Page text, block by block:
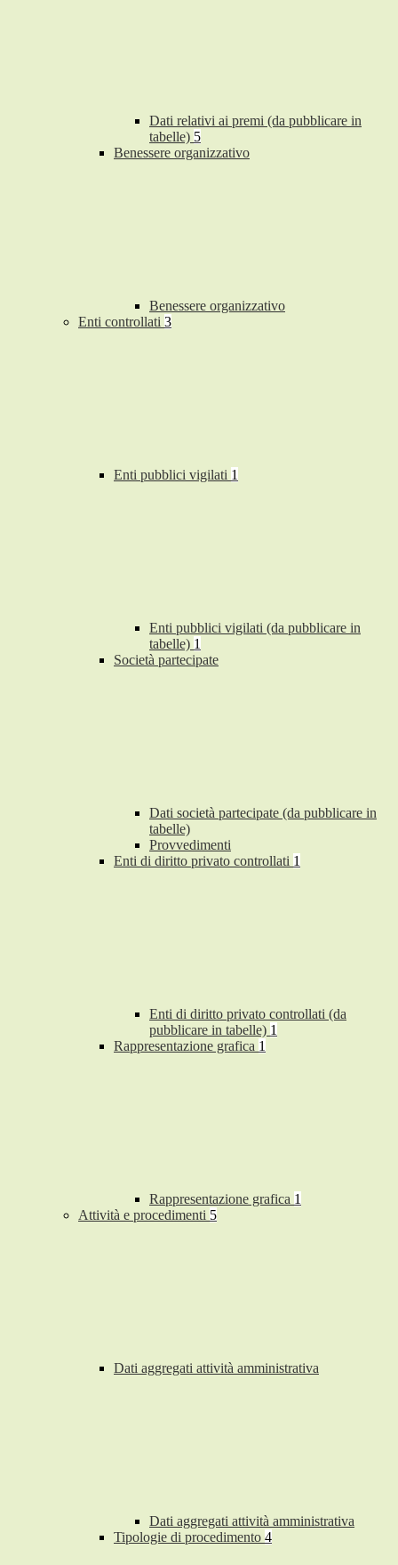
Dati relativi ai premi (da pubblicare in
tabelle) 5
Benessere organizzativo
Benessere organizzativo
Enti controllati 3
Enti pubblici vigilati 1
Enti pubblici vigilati (da pubblicare in
tabelle) 1
Società partecipate
Dati società partecipate (da pubblicare in
tabelle)
Provvedimenti
Enti di diritto privato controllati 1
Enti di diritto privato controllati (da
pubblicare in tabelle) 1
Rappresentazione grafica 1
Rappresentazione grafica 1
Attività e procedimenti 5
Dati aggregati attività amministrativa
Dati aggregati attività amministrativa
Tipologie di procedimento 4